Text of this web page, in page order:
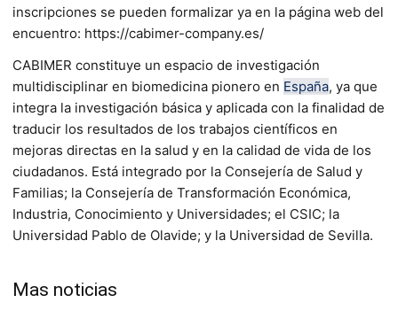
inscripciones se pueden formalizar ya en la página web del
encuentro: https://cabimer-company.es/
CABIMER constituye un espacio de investigación
multidisciplinar en biomedicina pionero en España, ya que
integra la investigación básica y aplicada con la finalidad de
traducir los resultados de los trabajos científicos en
mejoras directas en la salud y en la calidad de vida de los
ciudadanos. Está integrado por la Consejería de Salud y
Familias; la Consejería de Transformación Económica,
Industria, Conocimiento y Universidades; el CSIC; la
Universidad Pablo de Olavide; y la Universidad de Sevilla.
Mas noticias